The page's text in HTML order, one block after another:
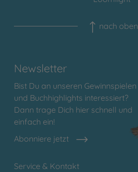
nach oben
Newsletter
Bist Du an unseren Gewinnspielen
und Buchhighlights interessiert?
Dann trage Dich hier schnell und
einfach ein!
Abonniere jetzt
Service & Kontakt